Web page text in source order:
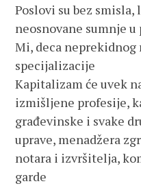
Poslovi su bez
neosnovane sumnje
Mi, deca
specijalizacije
Kapitalizam će uvek
izmišljene profesije,
građevinske i svake
uprave, menadžera
notara i izvršitelja,
garde